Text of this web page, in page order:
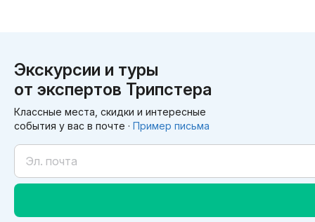
Экскурсии и туры
от экспертов Трипстера
Классные места, скидки и интересные
события у вас в почте · Пример письма